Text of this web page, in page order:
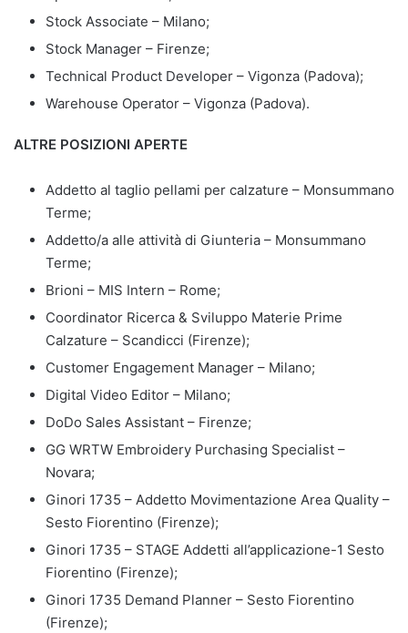
Stock Associate – Milano;
Stock Manager – Firenze;
Technical Product Developer – Vigonza (Padova);
Warehouse Operator – Vigonza (Padova).
ALTRE POSIZIONI APERTE
Addetto al taglio pellami per calzature – Monsummano
Terme;
Addetto/a alle attività di Giunteria – Monsummano
Terme;
Brioni – MIS Intern – Rome;
Coordinator Ricerca & Sviluppo Materie Prime
Calzature – Scandicci (Firenze);
Customer Engagement Manager – Milano;
Digital Video Editor – Milano;
DoDo Sales Assistant – Firenze;
GG WRTW Embroidery Purchasing Specialist –
Novara;
Ginori 1735 – Addetto Movimentazione Area Quality –
Sesto Fiorentino (Firenze);
Ginori 1735 – STAGE Addetti all’applicazione-1 Sesto
Fiorentino (Firenze);
Ginori 1735 Demand Planner – Sesto Fiorentino
(Firenze);